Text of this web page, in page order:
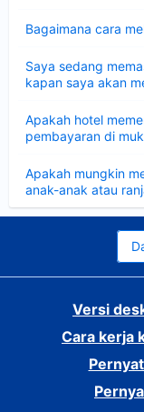
Bagaimana cara
Saya sedang
kapan saya akan
Apakah hotel
pembayaran di
Apakah mungkin
anak-anak atau
Versi
Cara kerja